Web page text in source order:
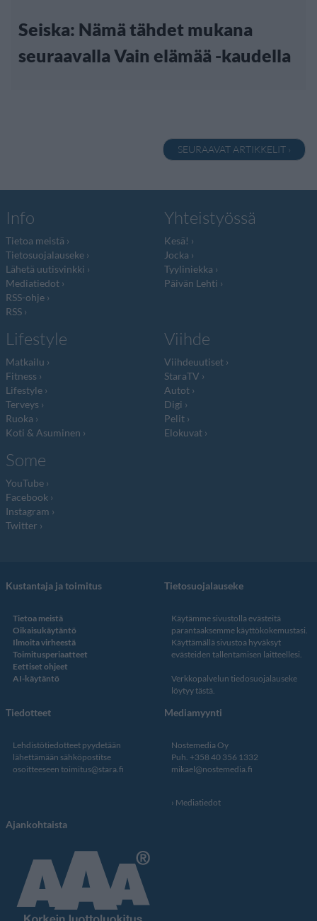
Seiska: Nämä tähdet mukana
seuraavalla Vain elämää -kaudella
SEURAAVAT ARTIKKELIT ›
Info
Tietoa meistä
Tietosuojalauseke
Lähetä uutisvinkki
Mediatiedot
RSS-ohje
RSS
Yhteistyössä
Kesä!
Jocka
Tyyliniekka
Päivän Lehti
Lifestyle
Matkailu
Fitness
Lifestyle
Terveys
Ruoka
Koti & Asuminen
Viihde
Viihdeuutiset
StaraTV
Autot
Digi
Pelit
Elokuvat
Some
YouTube
Facebook
Instagram
Twitter
Kustantaja ja toimitus
Tietoa meistä
Oikaisukäytäntö
Ilmoita virheestä
Toimitusperiaatteet
Eettiset ohjeet
AI-käytäntö
Tietosuojalauseke
Käytämme sivustolla evästeitä
parantaaksemme käyttökokemustasi.
Käyttämällä sivustoa hyväksyt
evästeiden tallentamisen laitteellesi.
Verkkopalvelun tiedosuojalauseke
löytyy tästä
Tiedotteet
Lehdistötiedotteet pyydetään
lähettämään sähköpostitse
osoitteeseen toimitus@stara.fi
Mediamyynti
Nostemedia Oy
Puh. +358 40 356 1332
mikael@nostemedia.fi
Mediatiedot
Ajankohtaista